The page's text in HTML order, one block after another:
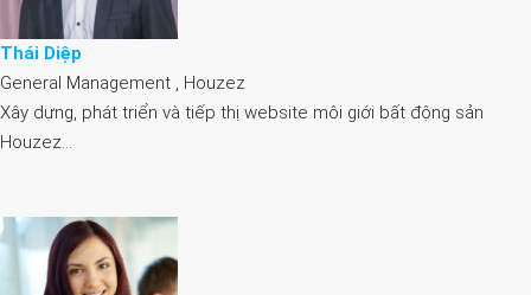
Thái Diệp
General Management , Houzez
Xây dựng, phát triển và tiếp thị website môi giới bất động sản
Houzez…